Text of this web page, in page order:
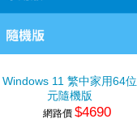
Windows 11 繁中家用64位
元隨機版
網路價 $4690